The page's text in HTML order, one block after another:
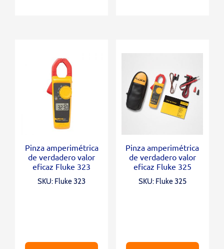
Pinza amperimétrica
de verdadero valor
eficaz Fluke 323
SKU: Fluke 323
Pinza amperimétrica
de verdadero valor
eficaz Fluke 325
SKU: Fluke 325